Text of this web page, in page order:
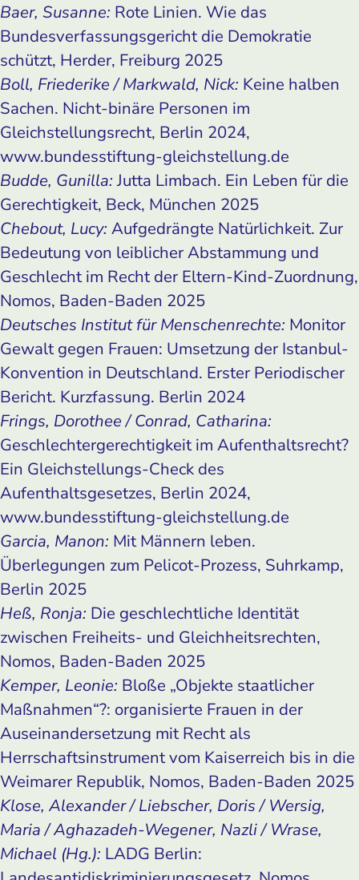
Baer, Susanne: Rote Linien. Wie das
Bundesverfassungsgericht die Demokratie
schützt, Herder, Freiburg 2025
Boll, Friederike / Markwald, Nick: Keine halben
Sachen. Nicht-binäre Personen im
Gleichstellungsrecht, Berlin 2024,
www.bundesstiftung-gleichstellung.de
Budde, Gunilla:Jutta Limbach. Ein Leben für die
Gerechtigkeit, Beck, München 2025
Chebout, Lucy: Aufgedrängte Natürlichkeit. Zur
Bedeutung von leiblicher Abstammung und
Geschlecht im Recht der Eltern-Kind-Zuordnung,
Nomos, Baden-Baden 2025
Deutsches Institut für Menschenrechte: Monitor
Gewalt gegen Frauen: Umsetzung der Istanbul-
Konvention in Deutschland. Erster Periodischer
Bericht. Kurzfassung. Berlin 2024
Frings, Dorothee / Conrad, Catharina:
Geschlechtergerechtigkeit im Aufenthaltsrecht?
Ein Gleichstellungs-Check des
Aufenthaltsgesetzes, Berlin 2024,
www.bundesstiftung-gleichstellung.de
Garcia, Manon: Mit Männern leben.
Überlegungen zum Pelicot-Prozess, Suhrkamp,
Berlin 2025
Heß, Ronja: Die geschlechtliche Identität
zwischen Freiheits- und Gleichheitsrechten,
Nomos, Baden-Baden 2025
Kemper, Leonie: Bloße „Objekte staatlicher
Maßnahmen“?: organisierte Frauen in der
Auseinandersetzung mit Recht als
Herrschaftsinstrument vom Kaiserreich bis in die
Weimarer Republik, Nomos, Baden-Baden 2025
Klose, Alexander / Liebscher, Doris / Wersig,
Maria / Aghazadeh-Wegener, Nazli / Wrase,
Michael (Hg.): LADG Berlin: